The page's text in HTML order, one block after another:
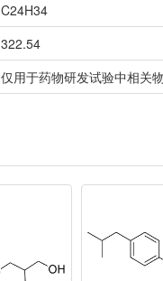
C24H34
322.54
仅用于药物研发试验中相关